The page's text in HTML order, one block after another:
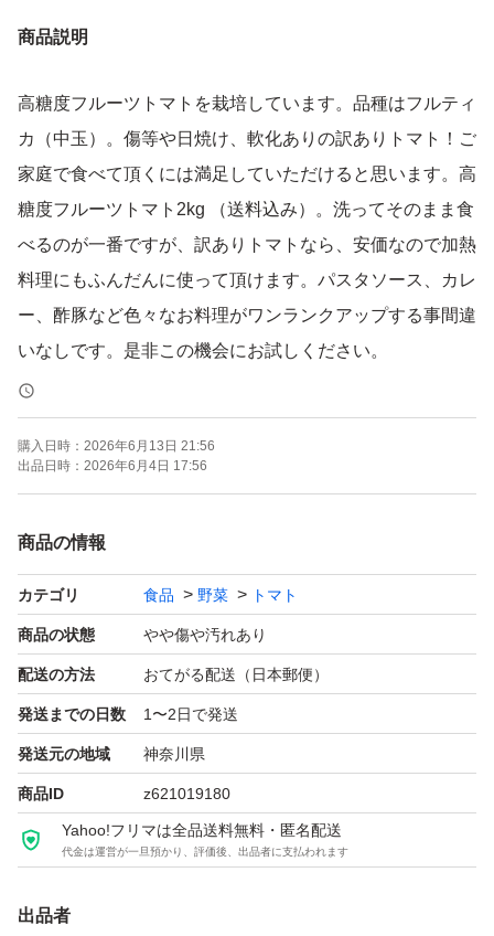
商品説明
高糖度フルーツトマトを栽培しています。品種はフルティ
カ（中玉）。傷等や日焼け、軟化ありの訳ありトマト！ご
家庭で食べて頂くには満足していただけると思います。高
糖度フルーツトマト2kg （送料込み）。洗ってそのまま食
べるのが一番ですが、訳ありトマトなら、安価なので加熱
料理にもふんだんに使って頂けます。パスタソース、カレ
ー、酢豚など色々なお料理がワンランクアップする事間違
いなしです。是非この機会にお試しください。
【注意】
日時指定は出来ません。
発送前に割れや傷みを確認しますが常温発送ですので配送
購入日時： 2026年6月13日 21:56
出品日時： 2026年6月4日 17:56
商品の情報
カテゴリ 食品 野菜 トマト
商品の状態 やや傷や汚れあり
配送の方法 おてがる配送（日本郵便）
発送までの日数 1〜2日で発送
発送元の地域 神奈川県
商品ID z621019180
Yahoo!フリマは全品送料無料・匿名配送
代金は運営が一旦預かり、評価後、出品者に支払われます
出品者